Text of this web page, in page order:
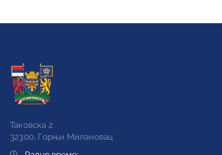
Таковска 2
32300, Горњи Милановац